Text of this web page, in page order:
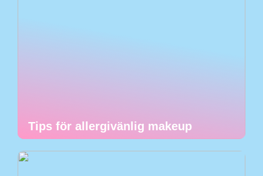
Tips för allergivänlig makeup